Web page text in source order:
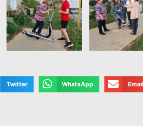
Twitter WhatsApp Email